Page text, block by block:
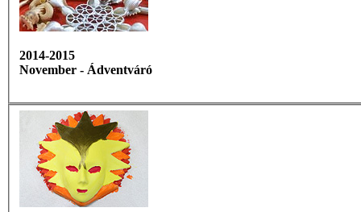
2014-2015
November - Ádventváró